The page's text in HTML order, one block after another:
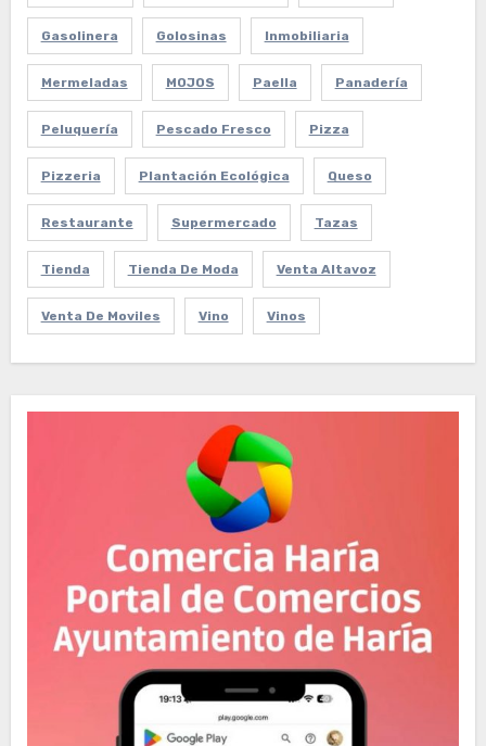
Gasolinera Golosinas Inmobiliaria
Mermeladas MOJOS Paella Panadería
Peluquería Pescado Fresco Pizza
Pizzeria Plantación Ecológica Queso
Restaurante Supermercado Tazas
Tienda Tienda De Moda Venta Altavoz
Venta De Moviles Vino Vinos